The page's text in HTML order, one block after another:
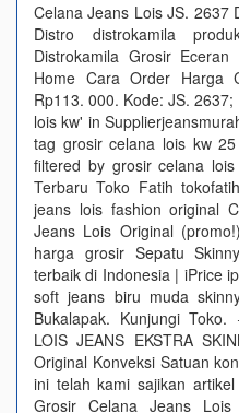
Celana Jeans Lois JS. 2637
Distro distrokamila
Distrokamila Grosir
Home Cara Order Harga
Rp113. 000. Kode: JS.
lois kw' in
tag grosir celana lois kw
filtered by grosir celana
Terbaru Toko Fatih
jeans lois fashion original
Jeans Lois Original
harga grosir Sepatu
terbaik di Indonesia | iPrice
soft jeans biru muda
Bukalapak. Kunjungi
LOIS JEANS EKSTRA
Original Konveksi Satuan
ini telah kami sajikan
Grosir Celana Jeans